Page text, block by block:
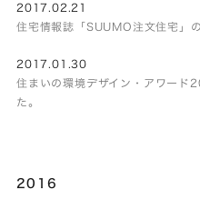
2017.02.21
住宅情報誌「SUUMO注文住宅」
2017.01.30
住まいの環境デザイン・アワード
た。
2016